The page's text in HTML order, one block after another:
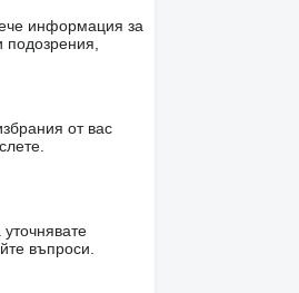
информация за
от вас
въпроси.